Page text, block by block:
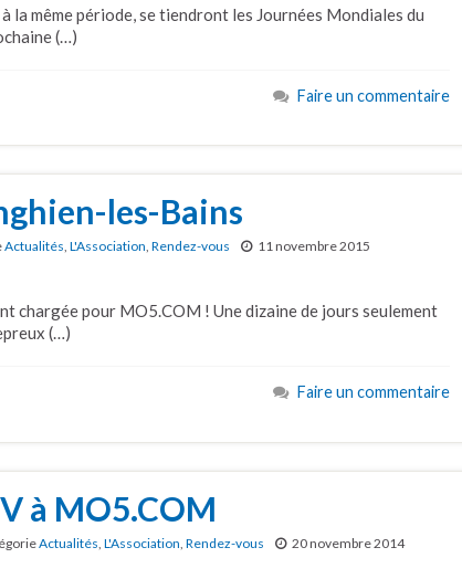
la même période, se tiendront les Journées Mondiales du
(…)
Faire un commentaire
les-Bains
Actualités, L'Association, Rendez-vous 11 novembre 2015
chargée pour MO5.COM ! Une dizaine de jours seulement
(…)
Faire un commentaire
à MO5.COM
Actualités, L'Association, Rendez-vous 20 novembre 2014